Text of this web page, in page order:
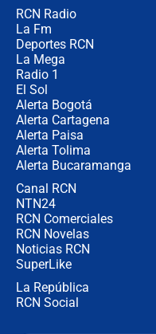
RCN Radio
La Fm
Deportes RCN
La Mega
Radio 1
El Sol
Alerta Bogotá
Alerta Cartagena
Alerta Paisa
Alerta Tolima
Alerta Bucaramanga
Canal RCN
NTN24
RCN Comerciales
RCN Novelas
Noticias RCN
SuperLike
La República
RCN Social